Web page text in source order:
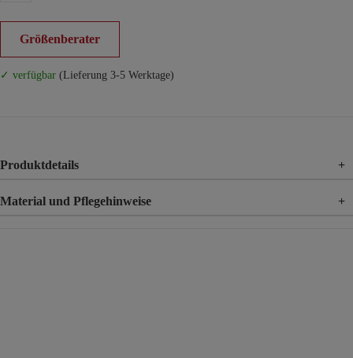
Größenberater
✓ verfügbar (Lieferung 3-5 Werktage)
Produktdetails +
Material und Pflegehinweise +